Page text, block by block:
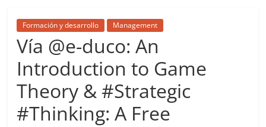
del
Conocimiento
Learn
more.
Do
Formación y desarrollo Management
Vía @e-duco: An
Introduction to Game
Theory & #Strategic
#Thinking: A Free